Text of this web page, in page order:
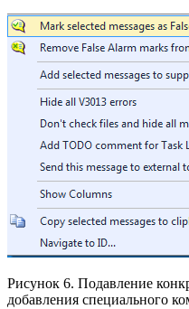
Рисунок 6. Подавление
добавления специального